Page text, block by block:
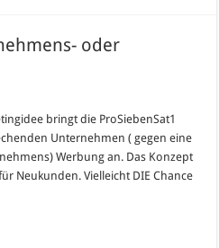
oder
bringt die ProSiebenSat1
Unternehmen ( gegen eine
Werbung an. Das Konzept
Neukunden. Vielleicht DIE Chance